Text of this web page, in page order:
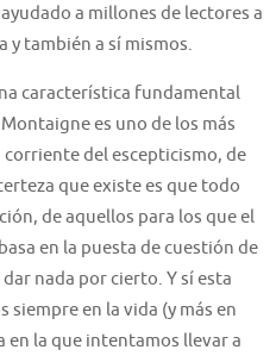
a millones de lectores a
y también a sí mismos.
característica fundamental
Montaigne es uno de los más
del escepticismo, de
que existe esque todo
, de aquellos para los que el
en la puesta de cuestión de
dar nada por cierto. Y sí esta
en la vida (y más en
en la que intentamos llevar a